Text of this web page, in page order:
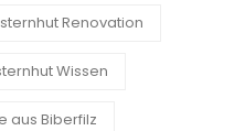
Renovation
Wissen
aus Biberfilz